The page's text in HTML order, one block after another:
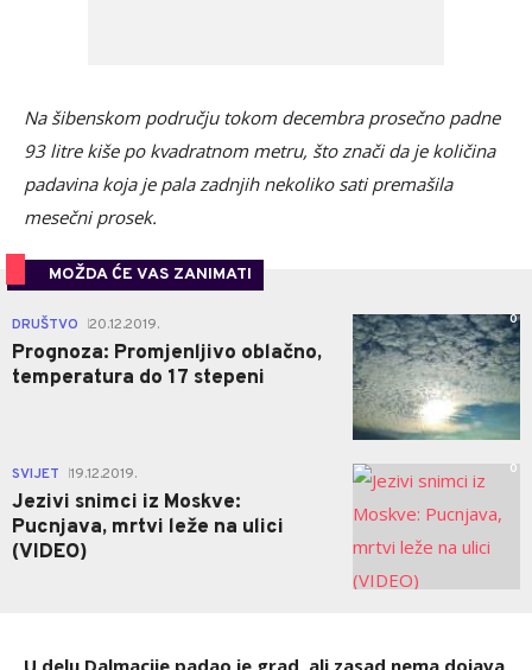
Na šibenskom području tokom decembra prosečno padne
93 litre kiše po kvadratnom metru, što znači da je količina
padavina koja je pala zadnjih nekoliko sati premašila
mesečni prosek.
MOŽDA ĆE VAS ZANIMATI
DRUŠTVO 20.12.2019.
Prognoza: Promjenljivo oblačno,
temperatura do 17 stepeni
0
SVIJET 19.12.2019.
Jezivi snimci iz Moskve:
Pucnjava, mrtvi leže na ulici
(VIDEO)
0
U delu Dalmacije padao je grad, ali zasad nema dojava